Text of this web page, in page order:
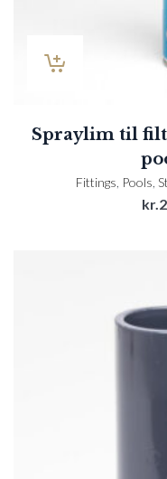
Spraylim til
Fittings Pools
kr.